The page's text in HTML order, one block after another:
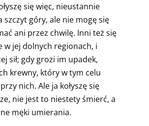
się więc, nieustannie
szczyt góry, ale nie mogę się
ani przez chwilę. Inni też się
w jej dolnych regionach, i
sił; gdy grozi im upadek,
krewny, który w tym celu
nich. Ale ja kołyszę się
nie jest to niestety śmierć, a
męki umierania.